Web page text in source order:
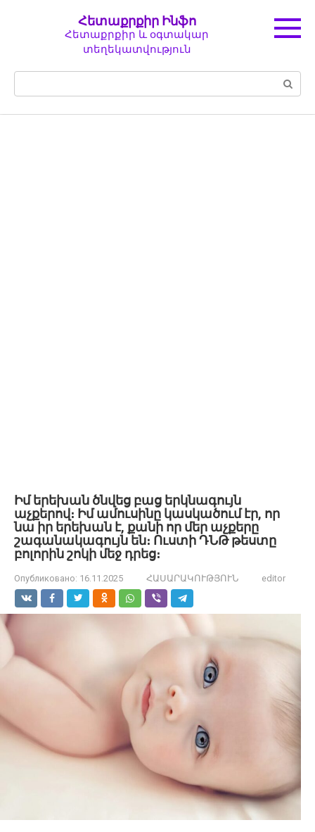
Հետաքրքիր Ինֆո
Հետաքրքիր և օգտակար
տեղեկատվություն
Իմ երեխան ծնվեց բաց երկնագույն
աչքերով։ Իմ ամուսինը կասկածում էր, որ
նա իր երեխան է, քանի որ մեր աչքերը
շագանակագույն են։ Ուստի ԴՆԹ թեստը
բոլորին շոկի մեջ դրեց։
Опубликовано: 16.11.2025 ՀԱՍԱՐԱԿՈՒԹՅՈՒՆ editor